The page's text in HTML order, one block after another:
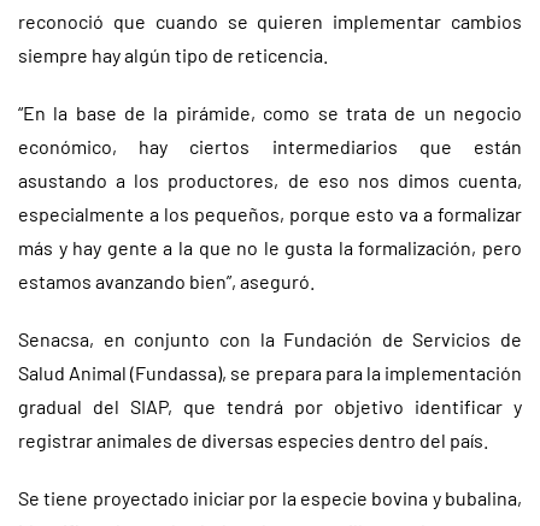
reconoció que cuando se quieren implementar cambios
siempre hay algún tipo de reticencia.
“En la base de la pirámide, como se trata de un negocio
económico, hay ciertos intermediarios que están
asustando a los productores, de eso nos dimos cuenta,
especialmente a los pequeños, porque esto va a formalizar
más y hay gente a la que no le gusta la formalización, pero
estamos avanzando bien”, aseguró.
Senacsa, en conjunto con la Fundación de Servicios de
Salud Animal (Fundassa), se prepara para la implementación
gradual del SIAP, que tendrá por objetivo identificar y
registrar animales de diversas especies dentro del país.
Se tiene proyectado iniciar por la especie bovina y bubalina,